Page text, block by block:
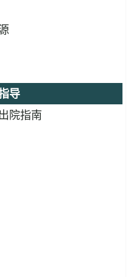
导
院指南